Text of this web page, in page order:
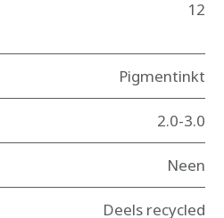
12
Pigmentinkt
2.0-3.0
Neen
Deels recycled